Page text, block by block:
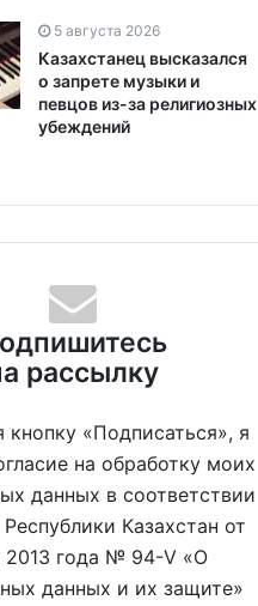
5 августа 2026
Казахстанец высказался
о запрете музыки и
певцов из-за религиозных
убеждений
рассылку
«Подписаться», я
на обработку моих
данных в соответствии
Казахстан от
2013 года № 94-V «О
данных и их защите»